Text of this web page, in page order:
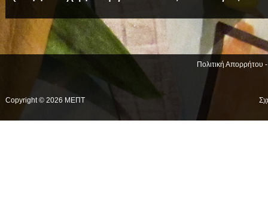
Πολιτική
Copyright © 2026 ΜΕΠΤ